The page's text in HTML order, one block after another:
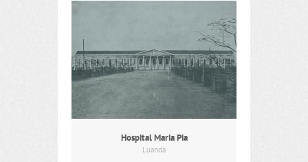
Hospital Maria Pia
Luanda